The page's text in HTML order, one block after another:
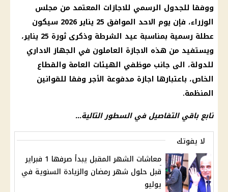
ووفقا للجدول الرسمي للاجازات المعتمد من مجلس
الوزراء، فإن يوم الاحد الموافق 25 يناير 2026
سيكون
عطلة رسمية بمناسبة عيد الشرطة وذكرى ثورة 25 يناير
،
ويستفيد من هذه الاجازة العاملون في الجهاز الاداري
للدولة، الى جانب موظفي الهيئات العامة والقطاع
الخاص، باعتبارها اجازة مدفوعة الأجروفقا للقوانين
المنظمة.
تابع باقي التفاصيل في السطور التالية…
لا يفوتك
معاشات الشهر المقبل يبدأ صرفها 1 فبراير
قبل حلول شهر رمضان والزيادة السنوية في
يوليو